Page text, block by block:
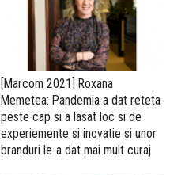
[Marcom 2021] Roxana
Memetea: Pandemia a dat reteta
peste cap si a lasat loc si de
experiemente si inovatie si unor
branduri le-a dat mai mult curaj